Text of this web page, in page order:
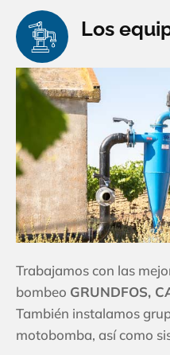
Los
Trabajamos con las
bombeo GRUNDFOS,
También instalamos
motobomba, así como